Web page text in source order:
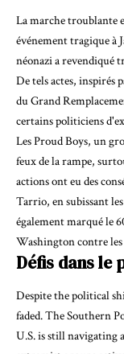
La marche troublante
événement tragique à
néonazi a revendiqué
De tels actes, inspirés
du Grand
certains politiciens
Les Proud Boys, un
feux de la rampe,
actions ont eu des
Tarrio, en subissant
également marqué le
Washington contre
Défis dans le
Despite the political
faded. The Southern
U.S. is still navigating